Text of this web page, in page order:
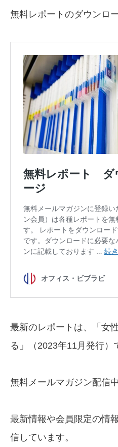
無料レポートのダウンロ
最新のレポートは、「女
る」（2023年11月発行）
無料メールマガジン配信中
最新情報や会員限定の情
信しています。